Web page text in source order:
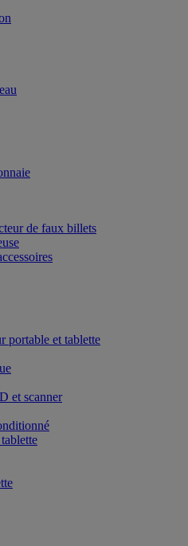
de faux billets
et tablette
et scanner